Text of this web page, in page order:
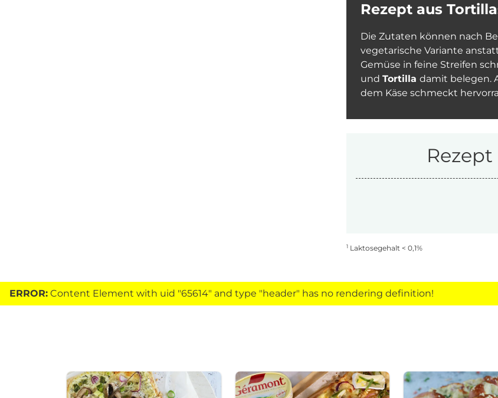
Rezept aus
Die Zutaten können nach
vegetarische Variante
Gemüse in feine Streifen
und Tortilla damit belegen.
dem Käse schmeckt
1 Laktosegehalt < 0,1%
ERROR: Content Element with uid "65614" and type "header" has no rendering definition!